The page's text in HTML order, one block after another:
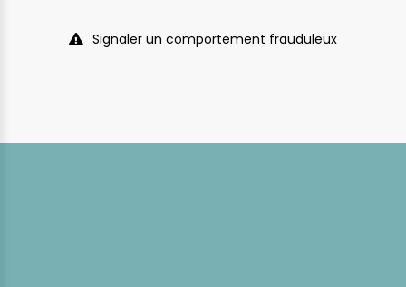
Signaler un comportement frauduleux